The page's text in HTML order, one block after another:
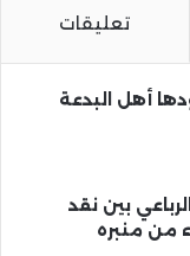
تعليقات
أهل البدعة
بين نقد
من منبره